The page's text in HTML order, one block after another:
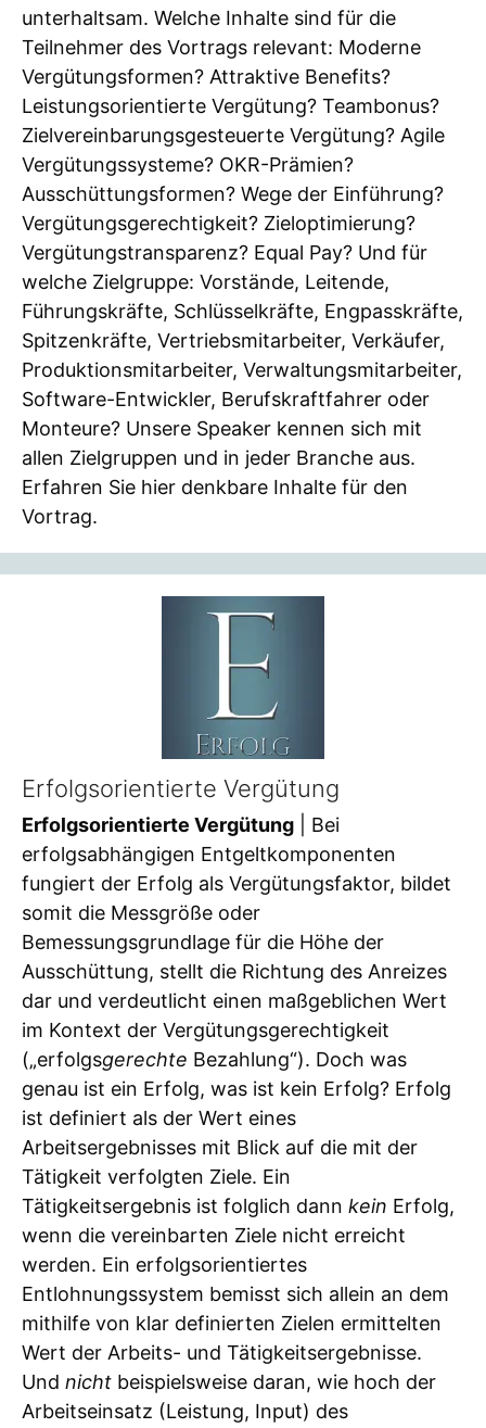
unterhaltsam. Welche Inhalte sind für die
Teilnehmer des Vortrags relevant: Moderne
Vergütungsformen? Attraktive Benefits?
Leistungsorientierte Vergütung? Teambonus?
Zielvereinbarungsgesteuerte Vergütung? Agile
Vergütungssysteme? OKR-Prämien?
Ausschüttungsformen? Wege der Einführung?
Vergütungsgerechtigkeit? Zieloptimierung?
Vergütungstransparenz? Equal Pay? Und für
welche Zielgruppe: Vorstände, Leitende,
Führungskräfte, Schlüsselkräfte, Engpasskräfte,
Spitzenkräfte, Vertriebsmitarbeiter, Verkäufer,
Produktionsmitarbeiter, Verwaltungsmitarbeiter,
Software-Entwickler, Berufskraftfahrer oder
Monteure? Unsere Speaker kennen sich mit
allen Zielgruppen und in jeder Branche aus.
Erfahren Sie hier denkbare Inhalte für den
Vortrag.
Erfolgsorientierte Vergütung
Erfolgsorientierte Vergütung | Bei
erfolgsabhängigen Entgeltkomponenten
fungiert der Erfolg als Vergütungsfaktor, bildet
somit die Messgröße oder
Bemessungsgrundlage für die Höhe der
Ausschüttung, stellt die Richtung des Anreizes
dar und verdeutlicht einen maßgeblichen Wert
im Kontext der Vergütungsgerechtigkeit
(„erfolgsgerechte Bezahlung“). Doch was
genau ist ein Erfolg, was ist kein Erfolg? Erfolg
ist definiert als der Wert eines
Arbeitsergebnisses mit Blick auf die mit der
Tätigkeit verfolgten Ziele. Ein
Tätigkeitsergebnis ist folglich dann kein Erfolg,
wenn die vereinbarten Ziele nicht erreicht
werden. Ein erfolgsorientiertes
Entlohnungssystem bemisst sich allein an dem
mithilfe von klar definierten Zielen ermittelten
Wert der Arbeits- und Tätigkeitsergebnisse.
Und nicht beispielsweise daran, wie hoch der
Arbeitseinsatz (Leistung, Input) des